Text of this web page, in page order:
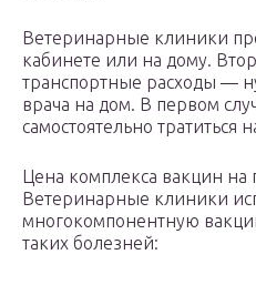
Ветеринарные клиники
кабинете или на дому.
транспортные расходы —
врача на дом. В первом
самостоятельно тратиться
Цена комплекса вакцин
Ветеринарные клиники
многокомпонентную
таких болезней: